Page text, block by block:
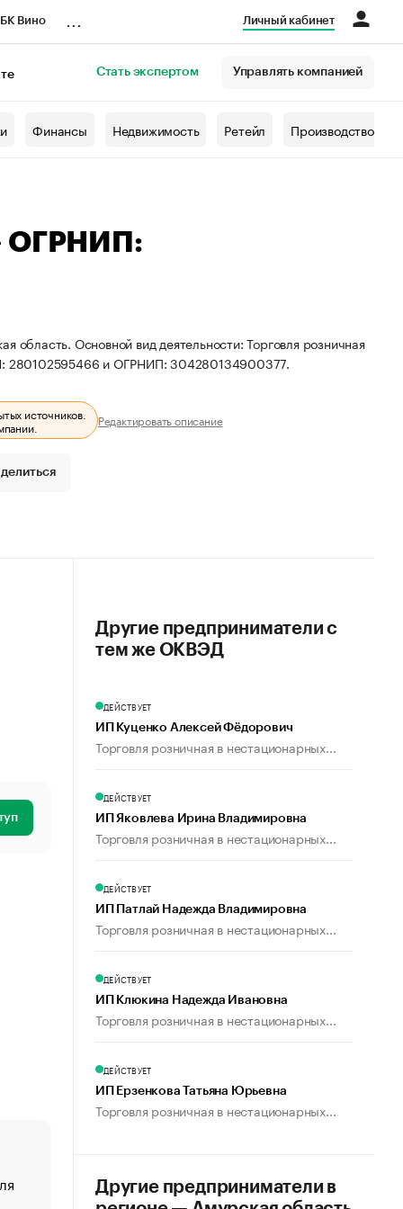
Вино Личный кабинет
Стать экспертом Управлять компанией
Финансы Недвижимость Ретейл Производство
ОГРНИП:
Основной вид деятельности: Торговля розничная
280102595466 и ОГРНИП: 304280134900377.
источников.
Редактировать описание
«От спорта тело стареет иначе». Как живет глава
создавшей GTA
Другие предприниматели с
тем же ОКВЭД
ДЕЙСТВУЕТ
ИП Куценко Алексей Фёдорович
Торговля розничная в нестационарных...
ДЕЙСТВУЕТ
ИП Яковлева Ирина Владимировна
Торговля розничная в нестационарных...
ДЕЙСТВУЕТ
ИП Патлай Надежда Владимировна
Торговля розничная в нестационарных...
ДЕЙСТВУЕТ
ИП Клюкина Надежда Ивановна
Торговля розничная в нестационарных...
ДЕЙСТВУЕТ
ИП Ерзенкова Татьяна Юрьевна
Торговля розничная в нестационарных...
Другие предприниматели в